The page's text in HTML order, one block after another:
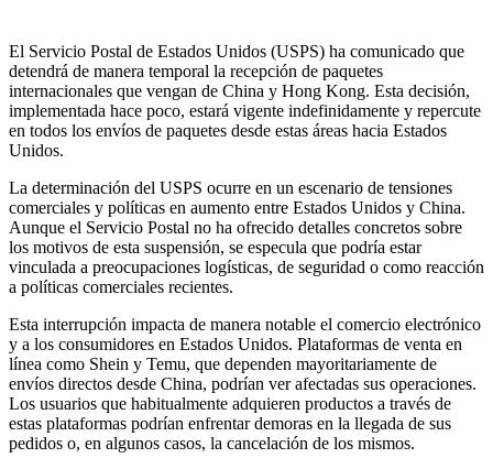
El Servicio Postal de Estados Unidos (USPS) ha comunicado que
detendrá de manera temporal la recepción de paquetes
internacionales que vengan de China y Hong Kong. Esta decisión,
implementada hace poco, estará vigente indefinidamente y repercute
en todos los envíos de paquetes desde estas áreas hacia Estados
Unidos.
La determinación del USPS ocurre en un escenario de tensiones
comerciales y políticas en aumento entre Estados Unidos y China.
Aunque el Servicio Postal no ha ofrecido detalles concretos sobre
los motivos de esta suspensión, se especula que podría estar
vinculada a preocupaciones logísticas, de seguridad o como reacción
a políticas comerciales recientes.
Esta interrupción impacta de manera notable el comercio electrónico
y a los consumidores en Estados Unidos. Plataformas de venta en
línea como Shein y Temu, que dependen mayoritariamente de
envíos directos desde China, podrían ver afectadas sus operaciones.
Los usuarios que habitualmente adquieren productos a través de
estas plataformas podrían enfrentar demoras en la llegada de sus
pedidos o, en algunos casos, la cancelación de los mismos.